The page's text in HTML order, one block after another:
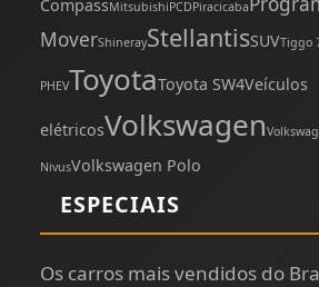
CompassMitsubishiPCDPiracicaba
MoverShinerayStellantisSUVTiggo
PHEVToyotaToyota SW4Veículos
elétricosVolkswagen
NivusVolkswagen Polo
ESPECIAIS
Os carros mais vendidos do